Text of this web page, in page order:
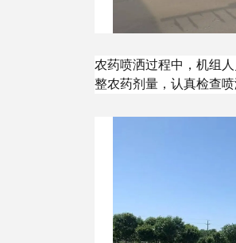
农药喷洒过程中，机组
整农药剂量，认真检查